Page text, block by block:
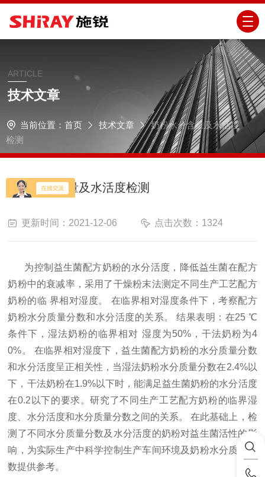
ARTICLE
技术文章
当前位置： 首页 技术文章
奶粉水分含量及水活度
检测
奶粉水分含量及水活度检测
更新时间：2021-12-06 点击次数：1324
为控制益生菌配方奶粉的水分活度，降低益生菌在配方
奶粉中的衰减率，采用了干燥粉末法测定不同生产工艺配方
奶粉的临 界相对湿度。 在临界相对湿度条件下，考察配方
奶粉水分质量分数和水分活度的关系。 结果表明：在25 ℃
条件下，湿法奶粉的临界相对 湿度为50%，干法奶粉为4
0%。 在临界相对湿度下，益生菌配方奶粉的水分质量分数
和水分活度呈正相关性，当湿法奶粉水分质量分数在2.4%以
下，干法奶粉在1.9%以下时，能满足益生菌奶粉的水分活度
在0.2以下的要求。研究了不同生产工艺配方奶粉的临界湿
度、水分活度和水分质量分数之间的关系。 在此基础上，检
测了不同水分质量分数及水分活度的奶粉对益生菌活性的影
响，为实际生产中科学控制生产车间环境及奶粉水分质量分
数提供参考。